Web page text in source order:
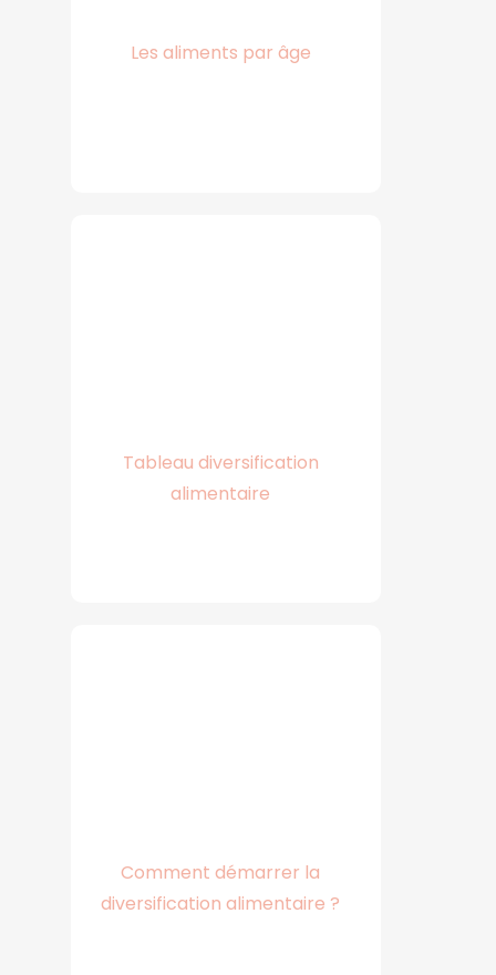
Les aliments par âge
Tableau diversification
alimentaire
Comment démarrer la
diversification alimentaire ?